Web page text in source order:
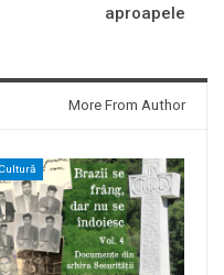
aproapele
More From Author
Cultură